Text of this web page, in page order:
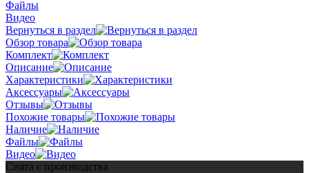
Файлы
Видео
Вернуться в раздел
Обзор товара
Комплект
Описание
Характеристики
Аксессуары
Отзывы
Похожие товары
Наличие
Файлы
Видео
Снята с производства